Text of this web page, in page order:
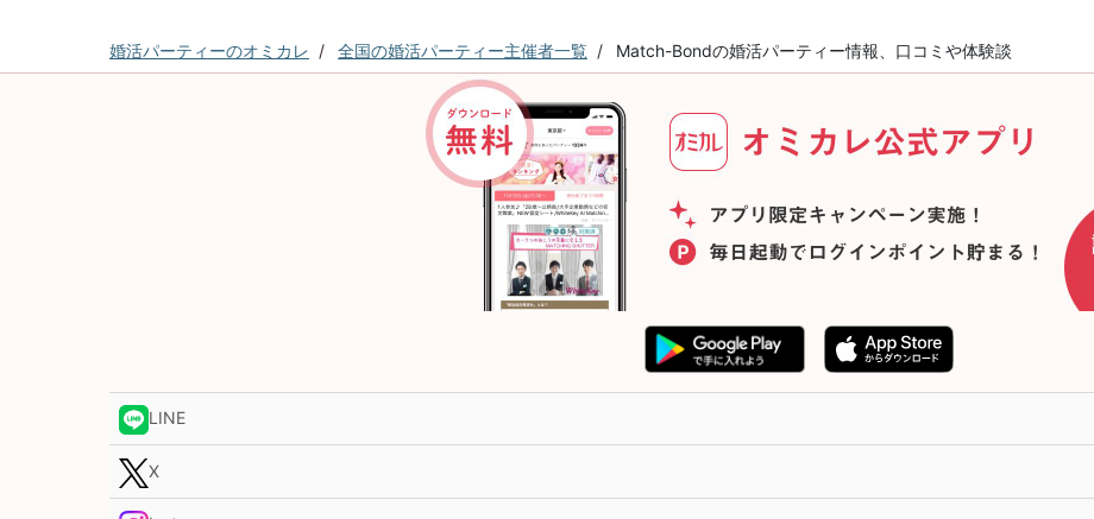
婚活パーティーのオミカレ 全国の婚活パーティー主催者一覧 Match-Bondの婚活パーティー情報、口コミや体験談
LINE
X